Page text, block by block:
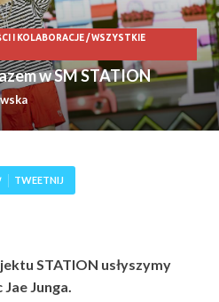
I KOLABORACJE/WSZYSTKIE
w SM STATION
TWEETNIJ
STATION usłyszymy
Junga.